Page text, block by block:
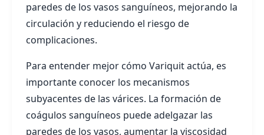
paredes de los vasos sanguíneos, mejorando la
circulación y reduciendo el riesgo de
complicaciones.
Para entender mejor cómo Variquit actúa, es
importante conocer los mecanismos
subyacentes de las várices. La formación de
coágulos sanguíneos puede adelgazar las
paredes de los vasos, aumentar la viscosidad